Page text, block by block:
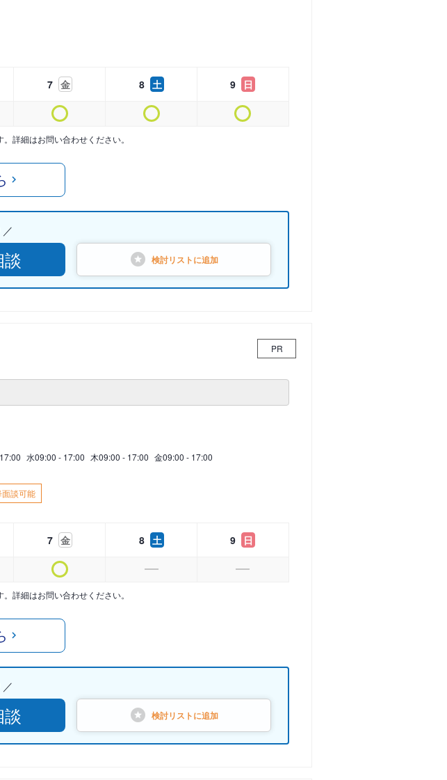
7 金 8 土 9 日
詳細はお問い合わせください。
検討リストに追加
PR
水09:00 - 17:00 木09:00 - 17:00 金09:00 - 17:00
談可能
7 金 8 土 9 日
詳細はお問い合わせください。
検討リストに追加